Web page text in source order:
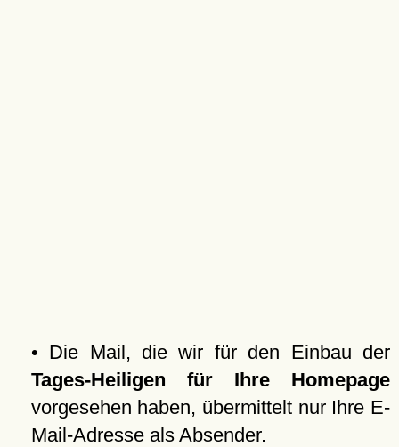
• Die Mail, die wir für den Einbau der
Tages-Heiligen für Ihre Homepage
vorgesehen haben, übermittelt nur Ihre E-
Mail-Adresse als Absender.